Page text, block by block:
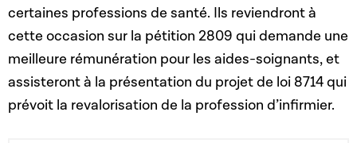
certaines professions de santé. Ils reviendront à
cette occasion sur la pétition 2809 qui demande une
meilleure rémunération pour les aides-soignants, et
assisteront à la présentation du projet de loi 8714 qui
prévoit la revalorisation de la profession d’infirmier.